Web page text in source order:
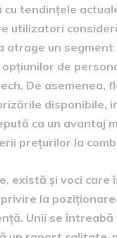
cu tendințele
utilizatori
atrage un segment
de
De asemenea,
disponibile,
ca un avantaj
prețurilor la
există și voci care
la
Unii se întreabă